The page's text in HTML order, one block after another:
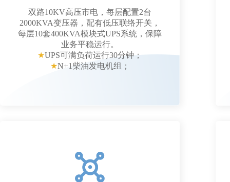
双路10KV高压市电，每层配置2台
2000KVA变压器，配有低压联络开关，
每层10套400KVA模块式UPS系统，保障
业务平稳运行。
★UPS可满负荷运行30分钟；
★N+1柴油发电机组；